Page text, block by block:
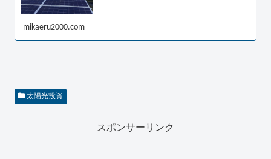
mikaeru2000.com
太陽光投資
スポンサーリンク